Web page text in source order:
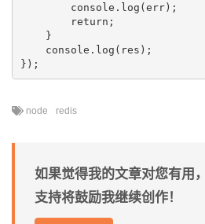
        console.log(err);
        return;
    }
    console.log(res);
node redis
如果觉得我的文章对您有用
支持将鼓励我继续创作！